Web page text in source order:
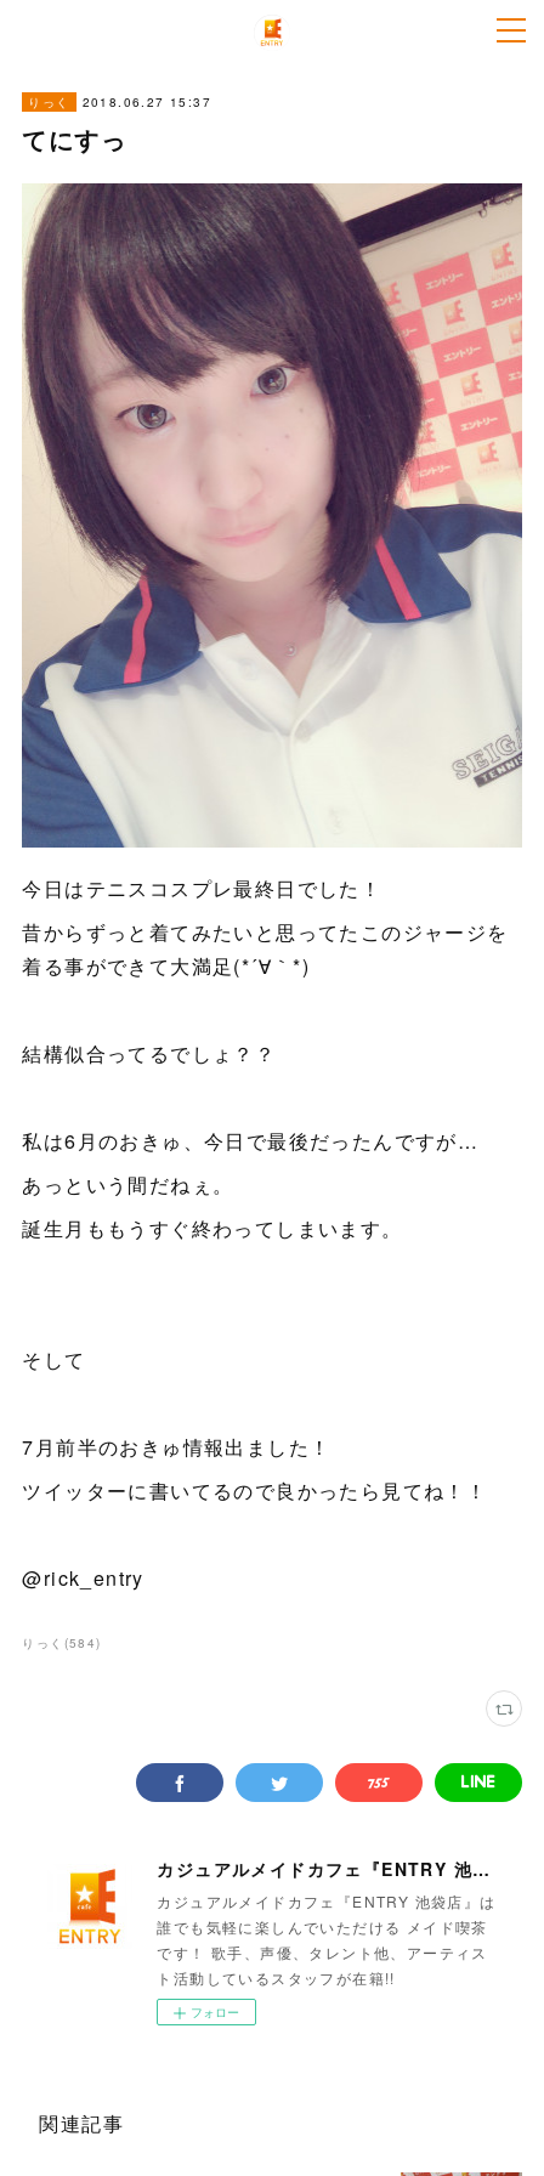
りっく 2018.06.27 15:37
てにすっ
今日はテニスコスプレ最終日でした！
昔からずっと着てみたいと思ってたこのジャージを
着る事ができて大満足(*´∀｀*)
結構似合ってるでしょ？？
私は6月のおきゅ、今日で最後だったんですが…
あっという間だねぇ。
誕生月ももうすぐ終わってしまいます。
そして
7月前半のおきゅ情報出ました！
ツイッターに書いてるので良かったら見てね！！
@rick_entry
りっく (584)
カジュアルメイドカフェ『ENTRY 池袋店』
カジュアルメイドカフェ『ENTRY 池袋店』は
誰でも気軽に楽しんでいただける メイド喫茶
です！ 歌手、声優、タレント他、アーティス
ト活動しているスタッフが在籍!!
フォロー
関連記事